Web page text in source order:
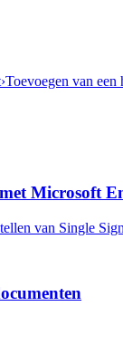
›Toevoegen van een
Microsoft
van Single